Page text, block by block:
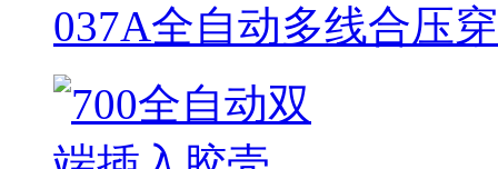
037A全自动多线合压